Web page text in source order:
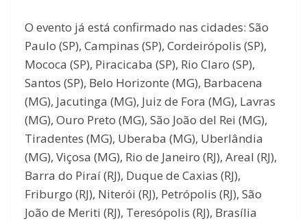
O evento já está confirmado nas cidades: São
Paulo (SP), Campinas (SP), Cordeirópolis (SP),
Mococa (SP), Piracicaba (SP), Rio Claro (SP),
Santos (SP), Belo Horizonte (MG), Barbacena
(MG), Jacutinga (MG), Juiz de Fora (MG), Lavras
(MG), Ouro Preto (MG), São João del Rei (MG),
Tiradentes (MG), Uberaba (MG), Uberlândia
(MG), Viçosa (MG), Rio de Janeiro (RJ), Areal (RJ),
Barra do Piraí (RJ), Duque de Caxias (RJ),
Friburgo (RJ), Niterói (RJ), Petrópolis (RJ), São
João de Meriti (RJ), Teresópolis (RJ), Brasília